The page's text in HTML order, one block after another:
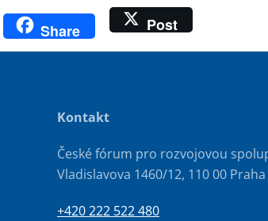
Share Post
Kontakt
České fórum pro rozvojovou
Vladislavova 1460/12, 110 00 Praha
+420 222 522 480